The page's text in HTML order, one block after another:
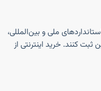
استانداردهای ملی و بین‌المللی،
کنند. خرید اینترنتی از